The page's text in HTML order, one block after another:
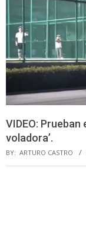
VIDEO: Prueban
voladora’.
BY: ARTURO CASTRO